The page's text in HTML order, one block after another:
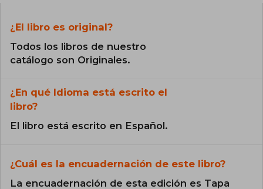
¿El libro es original?
Todos los libros de nuestro
catálogo son Originales.
¿En qué Idioma está escrito el
libro?
El libro está escrito en Español.
¿Cuál es la encuadernación de este libro?
La encuadernación de esta edición es Tapa